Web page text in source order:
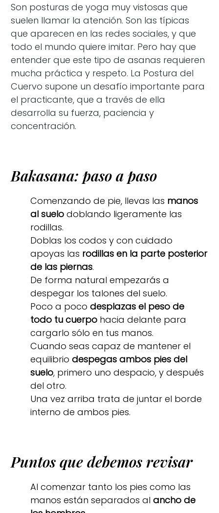
Son posturas de yoga muy vistosas que
suelen llamar la atención. Son las típicas
que aparecen en las redes sociales, y que
todo el mundo quiere imitar. Pero hay que
entender que este tipo de asanas requieren
mucha práctica y respeto. La Postura del
Cuervo supone un desafío importante para
el practicante, que a través de ella
desarrolla su fuerza, paciencia y
concentración.
Bakasana: paso a paso
Comenzando de pie, llevas las manos
al suelo doblando ligeramente las
rodillas.
Doblas los codos y con cuidado
apoyas las rodillas en la parte posterior
de las piernas.
De forma natural empezarás a
despegar los talones del suelo.
Poco a pocodesplazas el peso de
todo tu cuerpo hacia delante para
cargarlo sólo en tus manos.
Cuando seas capaz de mantener el
equilibriodespegas ambos pies del
suelo, primero uno despacio, y después
del otro.
Una vez arriba trata de juntar el borde
interno de ambos pies.
Puntos que debemos revisar
Al comenzar tanto los pies como las
manos están separados alancho de